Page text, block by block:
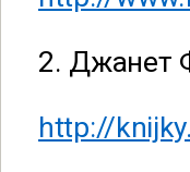
2. Джанет
http://